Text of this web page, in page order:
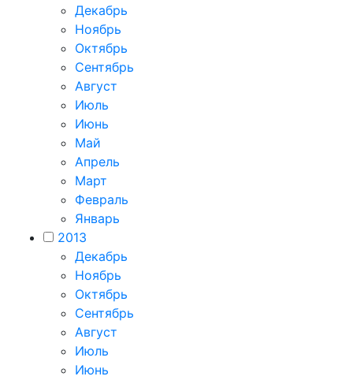
Декабрь
Ноябрь
Октябрь
Сентябрь
Август
Июль
Июнь
Май
Апрель
Март
Февраль
Январь
2013
Декабрь
Ноябрь
Октябрь
Сентябрь
Август
Июль
Июнь